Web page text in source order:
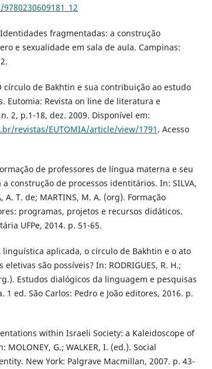
Identidades fragmentadas: a construção
e sexualidade em sala de aula. Campinas:
círculo de Bakhtin e sua contribuição ao estudo
Eutomia: Revista on line de literatura e
2, p.1-18, dez. 2009. Disponível em:
revistas/EUTOMIA/article/view/1791 . Acesso
de professores de língua materna e seu
construção de processos identitários. In: SILVA,
A. T. de; MARTINS, M. A. (org). Formação
programas, projetos e recursos didáticos.
UFPe, 2014. p. 51-65.
linguística aplicada, o círculo de Bakhtin e o ato
são possíveis? In: RODRIGUES, R. H.;
Estudos dialógicos da linguagem e pesquisas
ed. São Carlos: Pedro e João editores, 2016. p.
within Israeli Society: a Kaleidoscope of
G.; WALKER, I. (ed.). Social
New York: Palgrave Macmillan, 2007. p. 43-